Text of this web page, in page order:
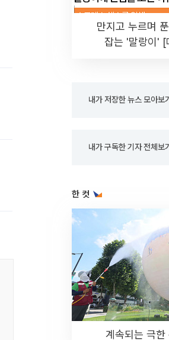
만지고 누르며
잡는 '말랑이' [
내가 저장한 뉴스 모아보기
내가 구독한 기자 전체보기
한 컷
계속되는 극